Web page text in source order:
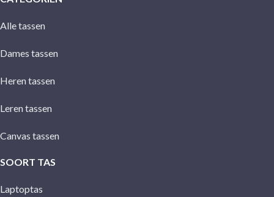
Alle tassen
Dames tassen
Heren tassen
Leren tassen
Canvas tassen
SOORT TAS
Laptoptas